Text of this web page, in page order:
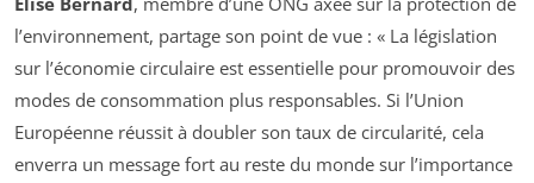
l’environnement, partage son point de vue : « La législation
sur l’économie circulaire est essentielle pour promouvoir des
modes de consommation plus responsables. Si l’Union
Européenne réussit à doubler son taux de circularité, cela
enverra un message fort au reste du monde sur l’importance